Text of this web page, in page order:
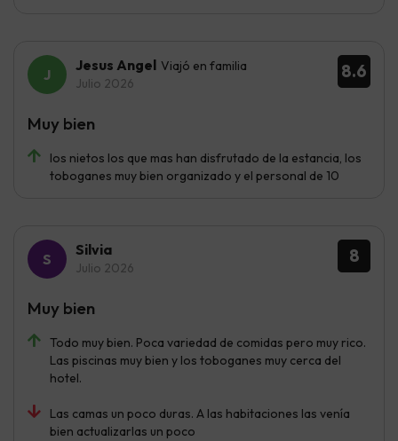
8.6
Jesus Angel Viajó en familia
Julio 2026
los nietos los que mas han disfrutado de la estancia, los
toboganes muy bien organizado y el personal de 10
Muy bien
8
Silvia
Julio 2026
Todo muy bien. Poca variedad de comidas pero muy rico.
Las piscinas muy bien y los toboganes muy cerca del
hotel.
Las camas un poco duras. A las habitaciones las venía
bien actualizarlas un poco
Muy bien